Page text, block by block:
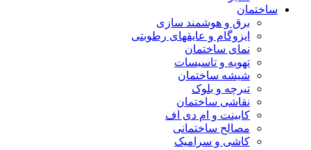
ساختمان
برق و هوشمند سازی
ایزوگام و عایقهای رطوبتی
نمای ساختمان
تهویه و تاسیسات
شیشه ساختمان
تیرچه و بلوک
نقاشی ساختمان
کابینت و ام دی اف
مصالح ساختمانی
کاشی و سرامیک